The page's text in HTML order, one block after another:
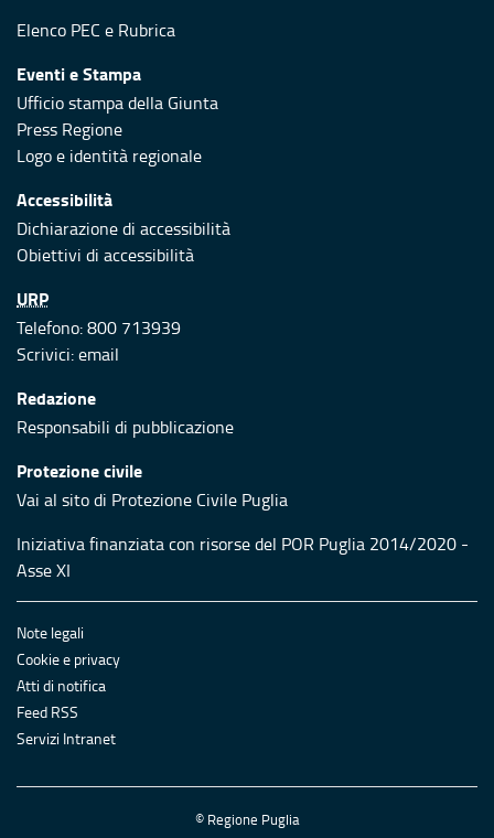
Elenco PEC e Rubrica
Eventi e Stampa
Ufficio stampa della Giunta
Press Regione
Logo e identità regionale
Accessibilità
Dichiarazione di accessibilità
Obiettivi di accessibilità
URP
Telefono: 800 713939
Scrivici:email
Redazione
Responsabili di pubblicazione
Protezione civile
Vai al sito di Protezione Civile Puglia
Iniziativa finanziata con risorse del POR Puglia 2014/2020 -
Asse XI
Note legali
Cookie e privacy
Atti di notifica
Feed RSS
Servizi Intranet
© Regione Puglia